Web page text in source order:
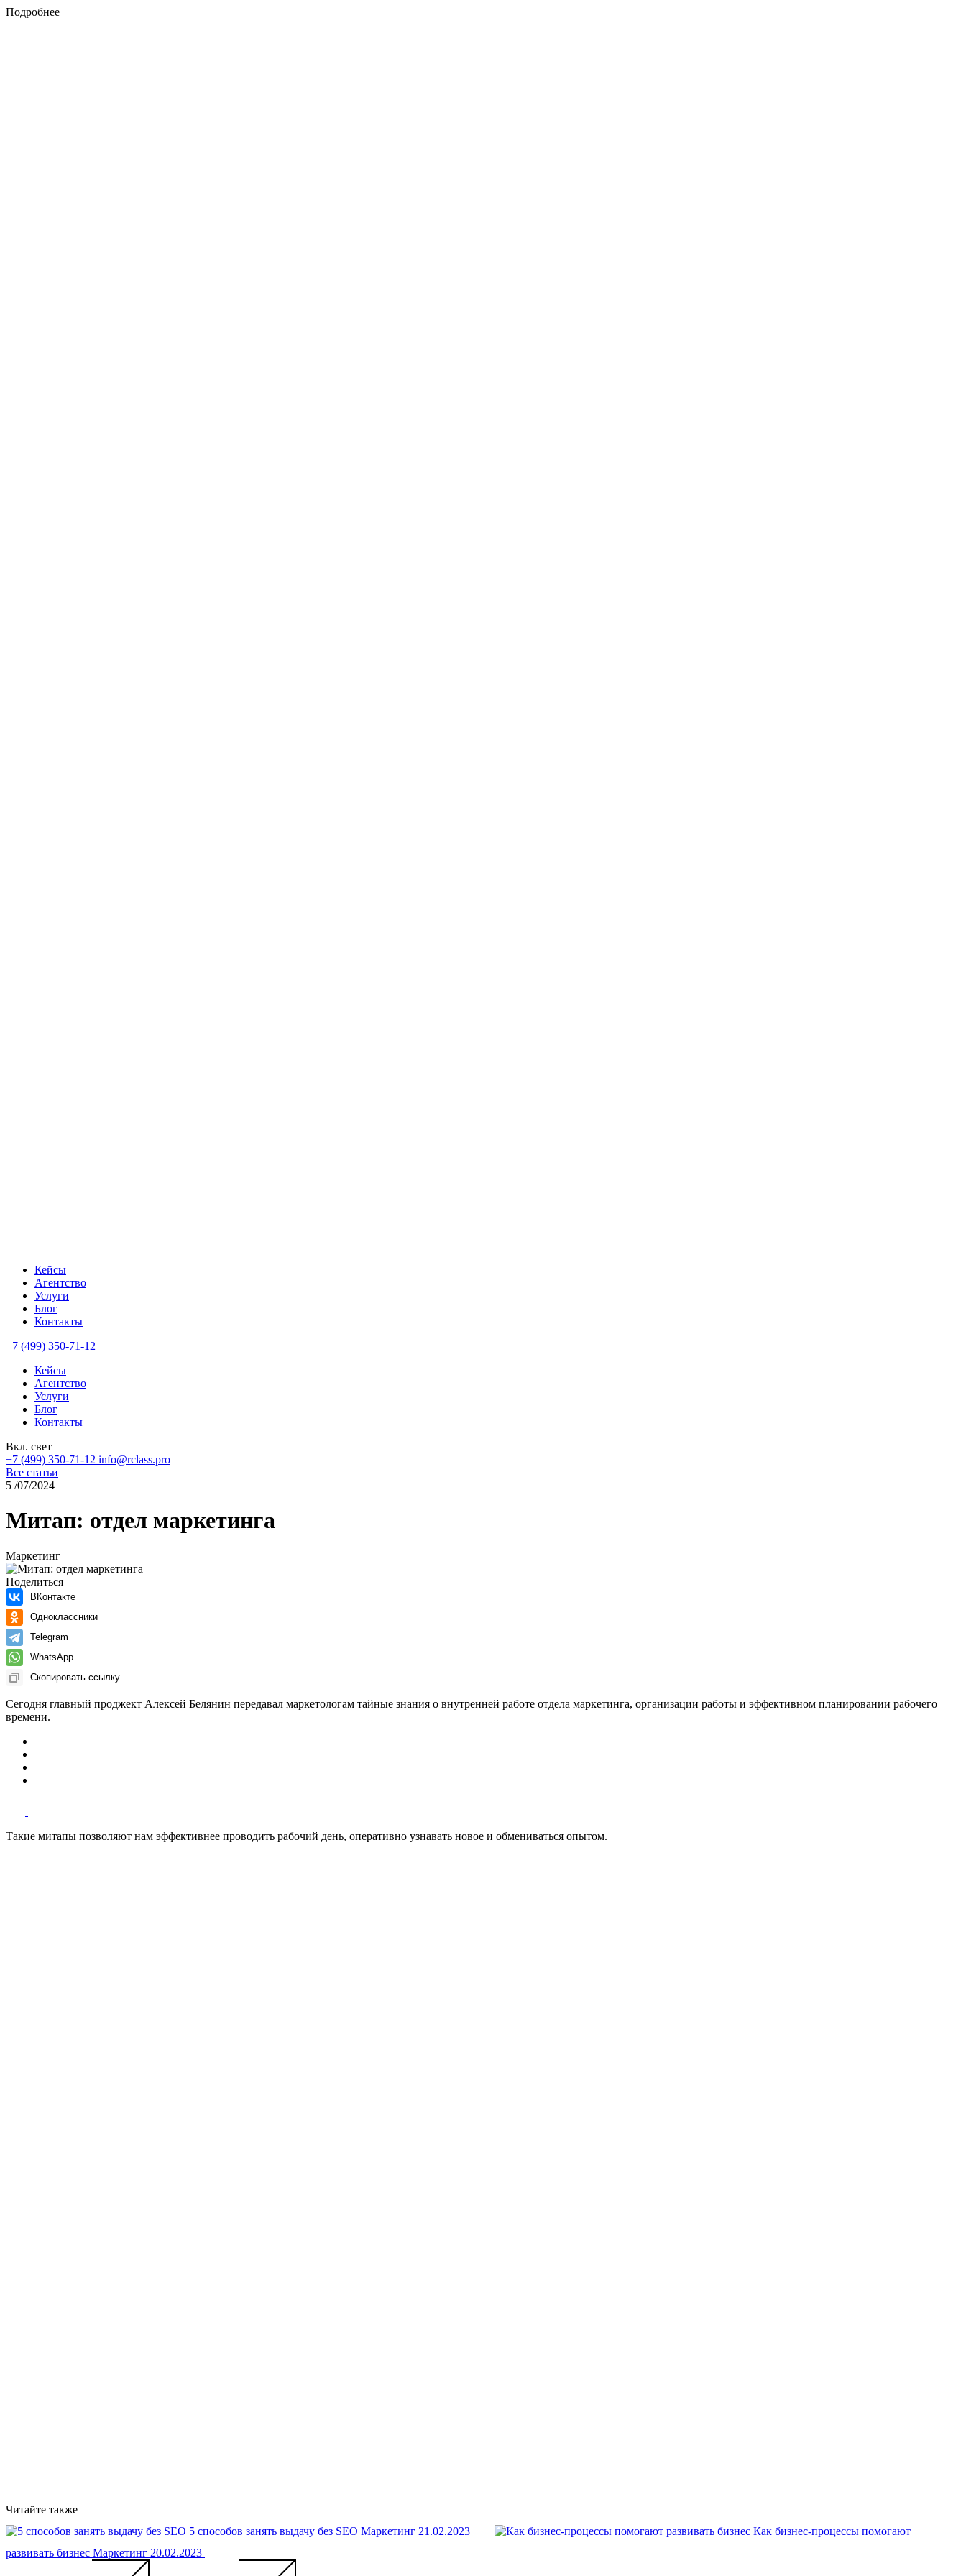
Подробнее
Кейсы
Агентство
Услуги
Блог
Контакты
+7 (499) 350-71-12
Кейсы
Агентство
Услуги
Блог
Контакты
Вкл. свет
+7 (499) 350-71-12 info@rclass.pro
Все статьи
5 /07/2024
Митап: отдел маркетинга
Маркетинг
Поделиться
ВКонтакте
Одноклассники
Telegram
WhatsApp
Скопировать ссылку
Сегодня главный проджект Алексей Белянин передавал маркетологам тайные знания о внутренней работе отдела маркетинга, организации работы и эффективном планировании рабочего
времени.
Такие митапы позволяют нам эффективнее проводить рабочий день, оперативно узнавать новое и обмениваться опытом.
Читайте также
5 способов занять выдачу без SEO Маркетинг 21.02.2023
Как бизнес-процессы помогают
развивать бизнес Маркетинг 20.02.2023